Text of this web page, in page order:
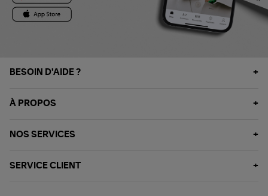
BESOIN D'AIDE ?
À PROPOS
NOS SERVICES
SERVICE CLIENT